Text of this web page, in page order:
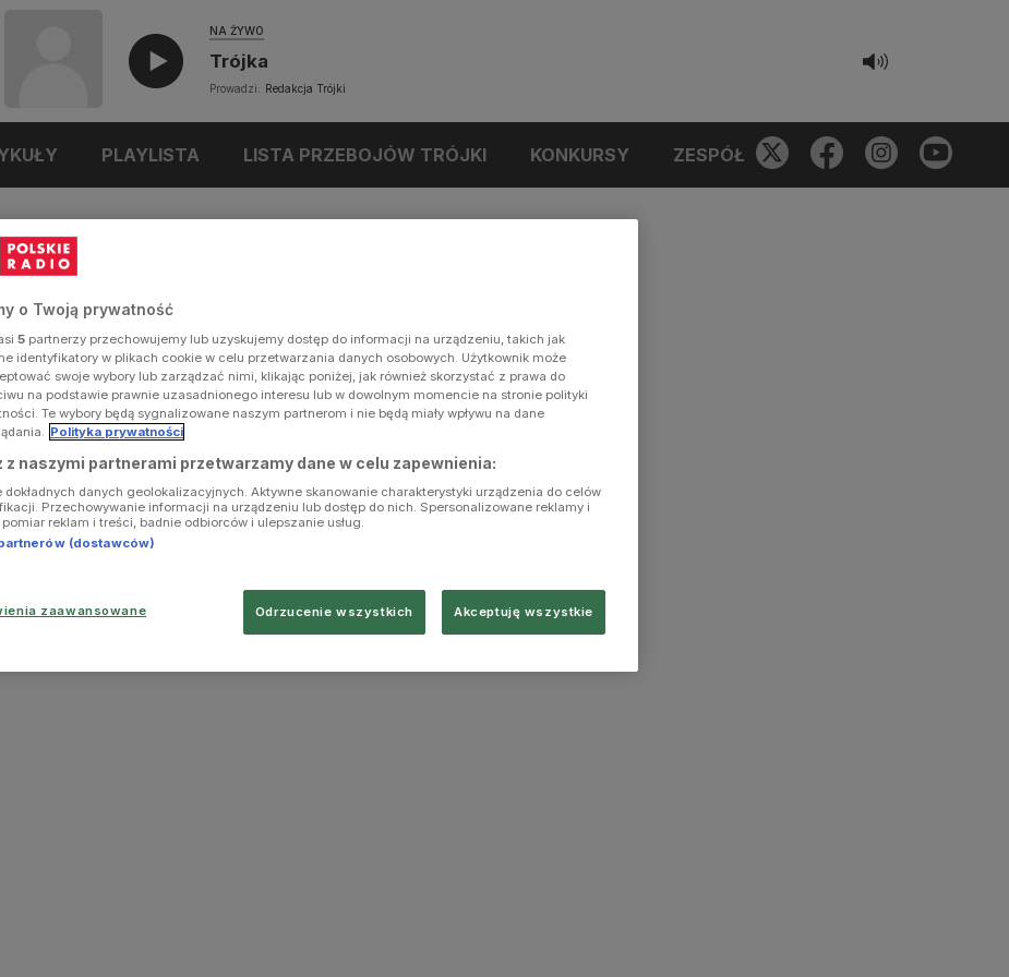
NA ŻYWO
Trójka
Prowadzi: Redakcja Trójki
PLAYLISTA LISTA PRZEBOJÓW TRÓJKI KONKURSY ZESPÓŁ
o Twoją prywatność
5 partnerzy przechowujemy lub uzyskujemy dostęp do informacji na urządzeniu, takich jak
identyfikatory w plikach cookie w celu przetwarzania danych osobowych. Użytkownik może
swoje wybory lub zarządzać nimi, klikając poniżej, jak również skorzystać z prawa do
na podstawie prawnie uzasadnionego interesu lub w dowolnym momencie na stronie polityki
Te wybory będą sygnalizowane naszym partnerom i nie będą miały wpływu na dane
Polityka prywatności
z naszymi partnerami przetwarzamy dane w celu zapewnienia:
dokładnych danych geolokalizacyjnych. Aktywne skanowanie charakterystyki urządzenia do celów
Przechowywanie informacji na urządzeniu lub dostęp do nich. Spersonalizowane reklamy i
reklam i treści, badnie odbiorców i ulepszanie usług.
(dostawców)
zaawansowane Odrzucenie wszystkich Akceptuję wszystkie